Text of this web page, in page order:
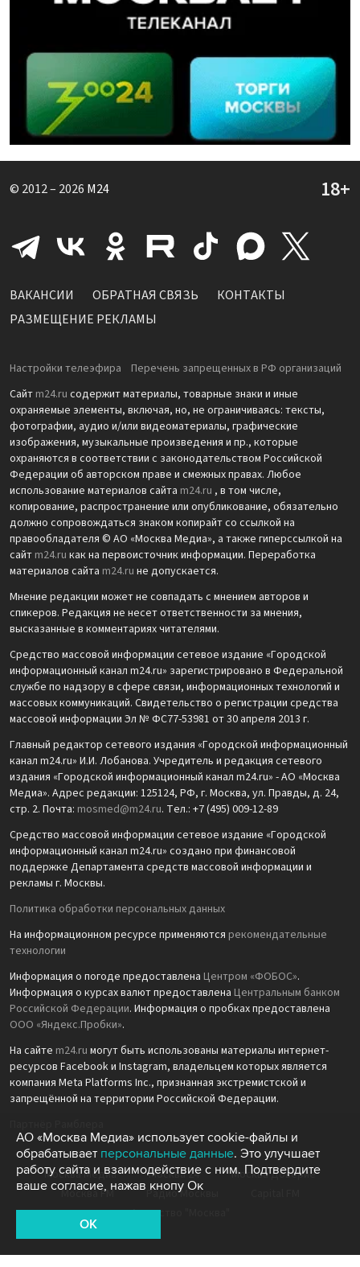
© 2012 – 2026 M24
ВАКАНСИИ ОБРАТНАЯ СВЯЗЬ
КОНТАКТЫ
РАЗМЕЩЕНИЕ РЕКЛАМЫ
Настройки телеэфира
Перечень запрещенных в РФ организаций
Сайт m24.ru содержит материалы, товарные знаки и иные
охраняемые элементы, включая, но, не ограничиваясь: тексты,
фотографии, аудио и/или видеоматериалы, графические
изображения, музыкальные произведения и пр., которые
охраняются в соответствии с законодательством Российской
Федерации об авторском праве и смежных правах. Любое
использование материалов сайта m24.ru , в том числе,
копирование, распространение или опубликование, обязательно
должно сопровождаться знаком копирайт со ссылкой на
правообладателя © АО «Москва Медиа», а также гиперссылкой на
сайт m24.ru как на первоисточник информации. Переработка
материалов сайта m24.ru не допускается.
Мнение редакции может не совпадать с мнением авторов и
спикеров. Редакция не несет ответственности за мнения,
высказанные в комментариях читателями.
Средство массовой информации сетевое издание «Городской
информационный канал m24.ru» зарегистрировано в Федеральной
службе по надзору в сфере связи, информационных технологий и
массовых коммуникаций. Свидетельство о регистрации средства
массовой информации Эл № ФС77-53981 от 30 апреля 2013 г.
Главный редактор сетевого издания «Городской информационный
канал m24.ru» И.И. Лобанова. Учредитель и редакция сетевого
издания «Городской информационный канал m24.ru» - АО «Москва
Медиа». Адрес редакции: 125124, РФ, г. Москва, ул. Правды, д. 24,
стр. 2. Почта: mosmed@m24.ru. Тел.: +7 (495) 009-12-89
Средство массовой информации сетевое издание «Городской
информационный канал m24.ru» создано при финансовой
поддержке Департамента средств массовой информации и
рекламы г. Москвы.
Политика обработки персональных данных
На информационном ресурсе применяются рекомендательные
технологии
Информация о погоде предоставлена Центром «ФОБОС».
Информация о курсах валют предоставлена Центральным банком
Российской Федерации. Информация о пробках предоставлена
ООО «Яндекс.Пробки».
На сайте m24.ru могут быть использованы материалы интернет-
ресурсов Facebook и Instagram, владельцем которых является
компания Meta Platforms Inc., признанная экстремистской и
запрещённой на территории Российской Федерации.
Москва Медиа Москва 24
Москва Доверие
Москва FM
Радио Москвы
Агентство "Москва"
АО «Москва Медиа» использует cookie-файлы и
обрабатывает персональные данные. Это улучшает
работу сайта и взаимодействие с ним. Подтвердите
ваше согласие, нажав кнопу Ок
OK